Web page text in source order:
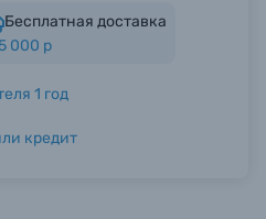
Бесплатная доставка
000 р
1 год
кредит